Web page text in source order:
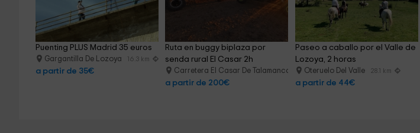
Puenting PLUS Madrid 35 euros
Gargantilla De Lozoya 16.3 km
a partir de 35€
Ruta en buggy biplaza por
senda rural El Casar 2h
Carretera El Casar De Talamanca 28.9 km
a partir de 200€
Paseo a caballo por el Valle de
Lozoya, 2 horas
Oteruelo Del Valle 28.1 km
a partir de 44€